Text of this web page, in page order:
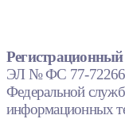
ЭЛ № ФС 77-72266
Федеральной
информационных